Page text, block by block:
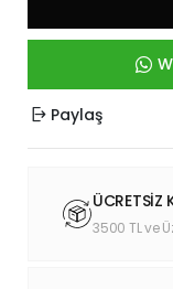
Paylaş
ÜCRETSİZ
3500 TL ve